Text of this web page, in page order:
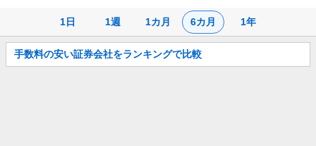
1日 1週 1カ月 6カ月 1年
お
知
手数料の安い証券会社をランキングで比較